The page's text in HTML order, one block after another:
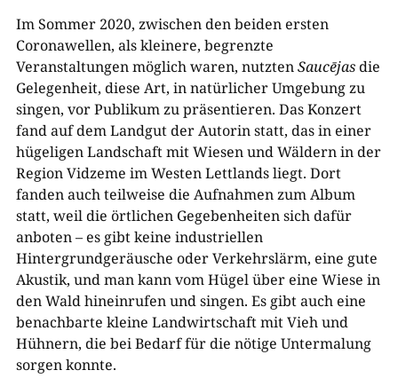
Im Sommer 2020, zwischen den beiden ersten
Coronawellen, als kleinere, begrenzte
Veranstaltungen möglich waren, nutztenSaucējasdie
Gelegenheit, diese Art, in natürlicher Umgebung zu
singen, vor Publikum zu präsentieren. Das Konzert
fand auf dem Landgut der Autorin statt, das in einer
hügeligen Landschaft mit Wiesen und Wäldern in der
Region Vidzeme im Westen Lettlands liegt. Dort
fanden auch teilweise die Aufnahmen zum Album
statt, weil die örtlichen Gegebenheiten sich dafür
anboten – es gibt keine industriellen
Hintergrundgeräusche oder Verkehrslärm, eine gute
Akustik, und man kann vom Hügel über eine Wiese in
den Wald hineinrufen und singen. Es gibt auch eine
benachbarte kleine Landwirtschaft mit Vieh und
Hühnern, die bei Bedarf für die nötige Untermalung
sorgen konnte.